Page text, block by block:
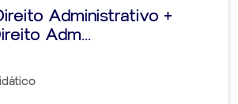
Administrativo +
Adm...